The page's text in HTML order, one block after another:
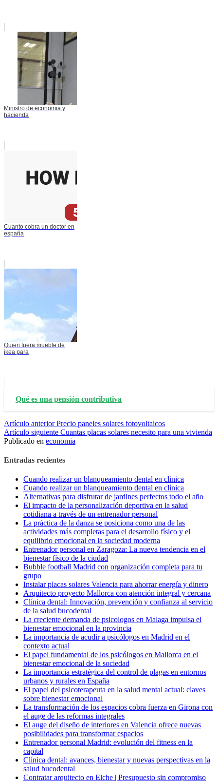
Ministro de economia y
hacienda
Cuanto cobra un doctor en
españa
Quien fuera mueble de
ikea para
Qué es una pensión contributiva
Seguir
leyendo
Artículo anteriorPrecio paneles solares fotovoltaicos
Artículo siguiente Cuantas placas solares necesito para una vivienda
Publicado en economia
Entradas recientes
Cuando realizar un blanqueamiento dental en clinica
Cuando realizar un blanqueamiento dental en clínica
Alternativas para disfrutar de jardines perfectos todo el año
El impacto de la personalización deportiva en la salud
cotidiana a través de un entrenador personal
La práctica de la danza se posiciona como una de las
actividades más completas para el desarrollo físico y el
equilibrio emocional en la sociedad moderna
Entrenador personal en Zaragoza: La nueva tendencia en el
bienestar físico de la ciudad
Bubble football Madrid con organización completa para tu
grupo
Instalar placas solares Valencia para ahorrar energía y dinero
Arquitecto proyecto Mallorca con atención integral y cercana
Clínica dental: Innovación, prevención y confianza al servicio
de la salud bucodental
La creciente demanda de psicologos en Malaga impulsa el
bienestar emocional en la provincia
La importancia de acudir a psicólogos en Madrid en el
contexto actual
El papel fundamental de los psicólogos en Mallorca en el
bienestar emocional de la sociedad
La importancia estratégica del control de plagas en entornos
urbanos y rurales en España
El papel del psicoterapeuta en la salud mental actual: claves
sobre bienestar emocional
La transformación de los espacios cobra fuerza en Girona con
el auge de las reformas integrales
El auge del diseño de interiores en Valencia ofrece nuevas
posibilidades para transformar espacios
Entrenador personal Madrid: evolución del fitness en la
capital
Clínica dental: avances, bienestar y nuevas perspectivas en la
salud bucodental
Contratar arquitecto en Elche | Presupuesto sin compromiso